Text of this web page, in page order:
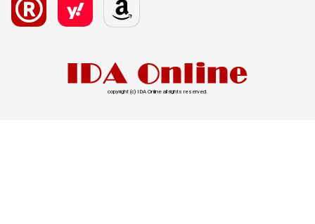
copyright (c) IDA Online all rights reserved.